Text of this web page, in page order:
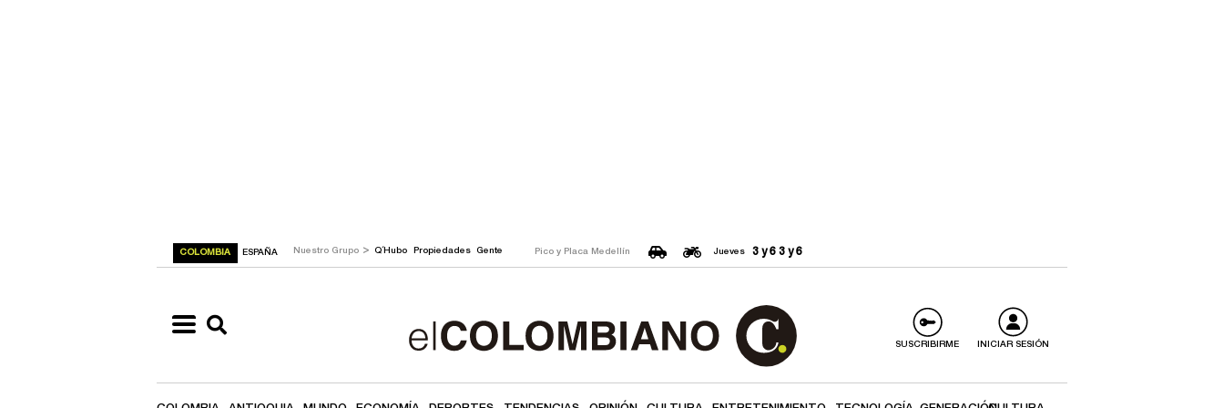
COLOMBIA ESPAÑA Nuestro Grupo > Q´Hubo Propiedades Gente Pico y Placa Medellín Jueves 3 y 63 y 6
SUSCRIBIRME INICIAR SESIÓN